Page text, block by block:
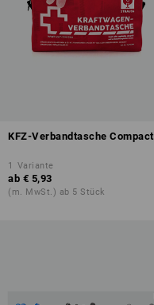
KFZ-Verbandtasche Compact
1 Variante
ab € 5,93
(m. MwSt.) ab 5 Stück